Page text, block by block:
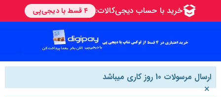
ارسال مرسولات 10 روز کاری میباشد
×